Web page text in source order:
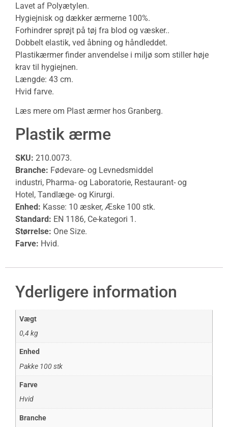
Lavet af Polyætylen.
Hygiejnisk og dækker ærmerne 100%.
Forhindrer sprøjt på tøj fra blod og væsker..
Dobbelt elastik, ved åbning og håndleddet.
Plastikærmerfinder anvendelse i miljø som stiller høje
krav til hygiejnen.
Længde: 43 cm.
Hvid farve.
Læs mere om Plast ærmer hos Granberg.
Plastik ærme
SKU: 210.0073.
Branche: Fødevare- og Levnedsmiddel
industri, Pharma- og Laboratorie, Restaurant- og
Hotel, Tandlæge- og Kirurgi.
Enhed: Kasse: 10 æsker, Æske 100 stk.
Standard: EN 1186, Ce-kategori 1.
Størrelse: One Size.
Farve: Hvid.
Yderligere information
Vægt
0,4 kg
Enhed
Pakke 100 stk
Farve
Hvid
Branche